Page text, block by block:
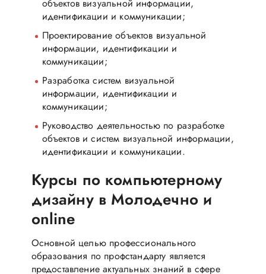
объектов визуальной информации,
идентификации и коммуникации;
Проектирование объектов визуальной
информации, идентификации и
коммуникации;
Разработка систем визуальной
информации, идентификации и
коммуникации;
Руководство деятельностью по разработке
объектов и систем визуальной информации,
идентификации и коммуникации.
Курсы по компьютерному
дизайну в Молодечно и
online
Основной целью профессионального
образования по профстандарту является
предоставление актуальных знаний в сфере